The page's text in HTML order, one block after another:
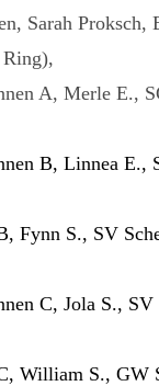
Sarah Proksch,
Ring),
A, Merle E.,
B, Linnea E.,
Fynn S., SV
C, Jola S., SV
William S., GW